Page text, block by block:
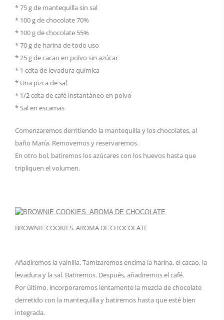
* 75 g de mantequilla sin sal
* 100 g de chocolate 70%
* 100 g de chocolate 55%
* 70 g de harina de todo uso
* 25 g de cacao en polvo sin azúcar
* 1 cdta de levadura química
* Una pizca de sal
* 1/2 cdta de café instantáneo en polvo
* Sal en escamas
Comenzaremos derritiendo la mantequilla y los chocolates, al
baño María. Removemos y reservaremos.
En otro bol, batiremos los azúcares con los huevos hasta que
tripliquen el volumen.
BROWNIE COOKIES. AROMA DE CHOCOLATE
Añadiremos la vainilla. Tamizaremos encima la harina, el cacao, la
levadura y la sal. Batiremos. Después, añadiremos el café.
Por último, incorporaremos lentamente la mezcla de chocolate
derretido con la mantequilla y batiremos hasta que esté bien
integrada.